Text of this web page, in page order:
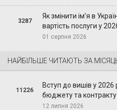
3287
Як змінити ім’я в
вартість послуги у
01 серпня 2026
НАЙБІЛЬШЕ ЧИТАЮТЬ ЗА
11226
Вступ до вишів у 2026
бюджету та контракту
12 липня 2026